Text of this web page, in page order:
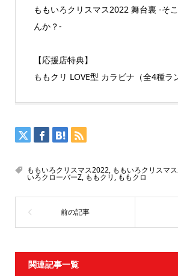
ももいろクリスマス2022 舞台裏 -そ
んか？-
【応援店特典】
ももクリ LOVE型 カラビナ（全4種ラ
ももいろクリスマス2022, ももいろクリスマ
いろクローバーZ, ももクリ ,ももクロ
関連記事一覧